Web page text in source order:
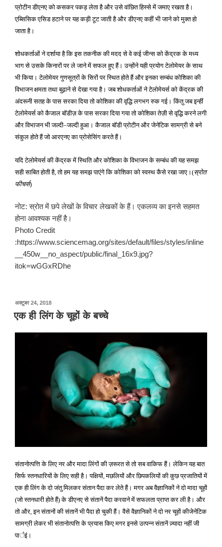
प्रोटीन डीएनए को कसकर पकड़ लेता है और उसे वांछित हिस्से में जमाए रखता है।
एब्सिसिक एसिड हटाने पर यह कड़ी टूट जाती है और डीएनए कहीं भी जाने को मुक्त हो
जाता है।
शोधकर्ताओं ने दर्शाया है कि इस तकनीक की मदद से वे कई जीन्स को केंद्रक के मध्य
भाग से उसके किनारों पर ले जाने में सफल हुए हैं। उन्होंने यही प्रयोग टेलोमेयर के साथ
भी किया। टेलोमेयर गुणसूत्रों के सिरों पर स्थित होते हैं और इनका सम्बंध कोशिका की
विभाजन क्षमता तथा बुढ़ाने से देखा गया है। जब शोधकर्ताओं ने टेलोमेयर्स को केंद्रक की
अंदरूनी सतह के पास सरका दिया तो कोशिका की वृद्धि लगभग रुक गई। किंतु जब इन्हीं
टेलोमेयर्स को कैजाल बॉडीज़ के पास सरका दिया गया तो कोशिका तेज़ी से वृद्धि करने लगी
और विभाजन भी जल्दी–जल्दी हुआ। कैजाल बॉडी प्रोटीन और जेनेटिक सामग्री से बने
संकुल होते हैं जो आरएनए का प्रोसेसिंग करते हैं।
यदि टेलोमेयर्स की केंद्रक में स्थिति और कोशिका के विभाजन के सम्बंध की यह समझ
सही साबित होती है,तो हम यह समझ पाएंगे कि कोशिका को स्वस्थ कैसे रखा जाए। (स्रोत
फीचर्स)
नोट: स्रोत में छपे लेखों के विचार लेखकों के हैं। एकलव्य का इनसे सहमत
होना आवश्यक नहीं है।
Photo Credit
:https://www.sciencemag.org/sites/default/files/styles/inline
__450w__no_aspect/public/final_16x9.jpg?
itok=wGGxRDhe
अक्टूबर 24, 2018पर
प्रकाशित
किया
एक ही लिंग के चूहों के बच्चे
संतानोत्पत्ति के लिए नर और मादा लिंगों की ज़रूरत से तो सब वाकिफ हैं। लेकिन यह बात
सिर्फ स्तनधारियों के लिए सही है। पक्षियों ,मछलियों और छिपकलियों की कुछ प्रजातियों में
एक ही लिंग के दो जंतु मिलकर संतान पैदा कर लेते हैं। मगर अब वैज्ञानिकों ने दो मादा चूहों
(जो स्तनधारी होते हैं)के डीएनए से संतानें पैदा करवाने में सफलता प्राप्त कर ली है। और
तो और ,इन संतानों की संतानें भी पैदा हो चुकी हैं। वैसे वैज्ञानिकों ने दो नर चूहों कीजेनेटिक
सामग्री लेकर भी संतानोत्पत्ति के प्रयास किए मगर इनसे उत्पन्न संतानें ज़्यादा नहीं जी
पार्इं।